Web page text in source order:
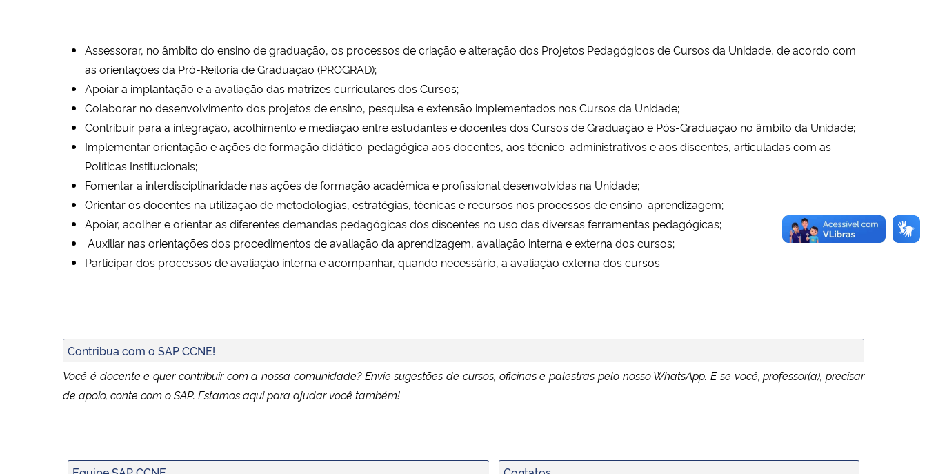
Assessorar, no âmbito do ensino de graduação, os processos de criação e alteração dos Projetos Pedagógicos de Cursos da Unidade, de acordo com
as orientações da Pró-Reitoria de Graduação (PROGRAD);
Apoiar a implantação e a avaliação das matrizes curriculares dos Cursos;
Colaborar no desenvolvimento dos projetos de ensino, pesquisa e extensão implementados nos Cursos da Unidade;
Contribuir para a integração, acolhimento e mediação entre estudantes e docentes dos Cursos de Graduação e Pós-Graduação no âmbito da Unidade;
Implementar orientação e ações de formação didático-pedagógica aos docentes, aos técnico-administrativos e aos discentes, articuladas com as
Políticas Institucionais;
Fomentar a interdisciplinaridade nas ações de formação acadêmica e profissional desenvolvidas na Unidade;
Orientar os docentes na utilização de metodologias, estratégias, técnicas e recursos nos processos de ensino-aprendizagem;
Apoiar, acolher e orientar as diferentes demandas pedagógicas dos discentes no uso das diversas ferramentas pedagógicas;
Auxiliar nas orientações dos procedimentos de avaliação da aprendizagem, avaliação interna e externa dos cursos;
Participar dos processos de avaliação interna e acompanhar, quando necessário, a avaliação externa dos cursos.
Contribua com o SAP CCNE!
Você é docente e quer contribuir com a nossa comunidade? Envie sugestões de cursos, oficinas e palestras pelo nosso WhatsApp. E se você, professor(a), precisar
de apoio, conte com o SAP. Estamos aqui para ajudar você também!